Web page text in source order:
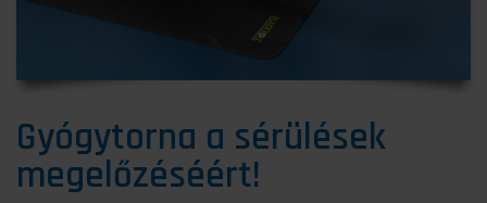
Gyógytorna a sérülések
megelőzéséért!